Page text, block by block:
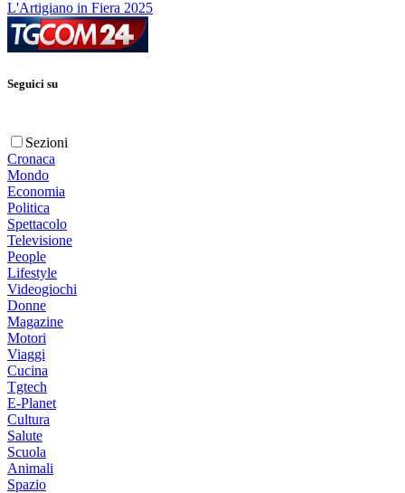
L'Artigiano in Fiera 2025
Seguici su
Sezioni
Cronaca
Mondo
Economia
Politica
Spettacolo
Televisione
People
Lifestyle
Videogiochi
Donne
Magazine
Motori
Viaggi
Cucina
Tgtech
E-Planet
Cultura
Salute
Scuola
Animali
Spazio